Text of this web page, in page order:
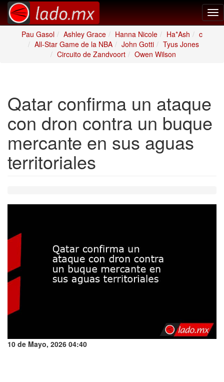
Pau Gasol
Ashley Grace Hanna Nicole Ha*Ash
c
All-Star Game de la NBA
John Gotti
Tyus Jones
Circuito de Zandvoort
Owen Wilson
Qatar confirma un ataque
con dron contra un buque
mercante en sus aguas
territoriales
10 de Mayo, 2026 04:40